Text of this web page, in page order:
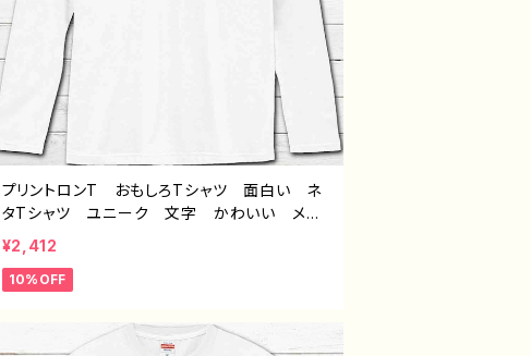
プリントロンT おもしろTシャツ 面白い ネ
タTシャツ ユニーク 文字 かわいい メン
ズ レディース おしゃれ おすすめ 個性
的 人気 イラストレーター 絵師 クリエイ
ター オリジナル デザイン コラボ グッ
デブ界のスリム（ホワイト） 作：んごミック G-
6
¥2,412
10%OFF